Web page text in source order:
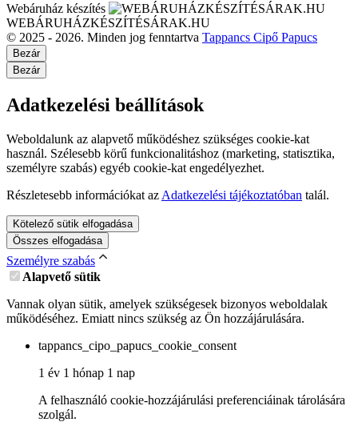
Webáruház készítés
WEBÁRUHÁZKÉSZÍTÉSÁRAK.HU
© 2025 - 2026. Minden jog fenntartva Tappancs Cipő Papucs
Bezár
Bezár
Adatkezelési beállítások
Weboldalunk az alapvető működéshez szükséges cookie-kat
használ. Szélesebb körű funkcionalitáshoz (marketing, statisztika,
személyre szabás) egyéb cookie-kat engedélyezhet.
Részletesebb információkat az Adatkezelési tájékoztatóban talál.
Kötelező sütik elfogadása
Összes elfogadása
Személyre szabás
Alapvető sütik
Vannak olyan sütik, amelyek szükségesek bizonyos weboldalak
működéséhez. Emiatt nincs szükség az Ön hozzájárulására.
tappancs_cipo_papucs_cookie_consent
1 év 1 hónap 1 nap
A felhasználó cookie-hozzájárulási preferenciáinak tárolására
szolgál.